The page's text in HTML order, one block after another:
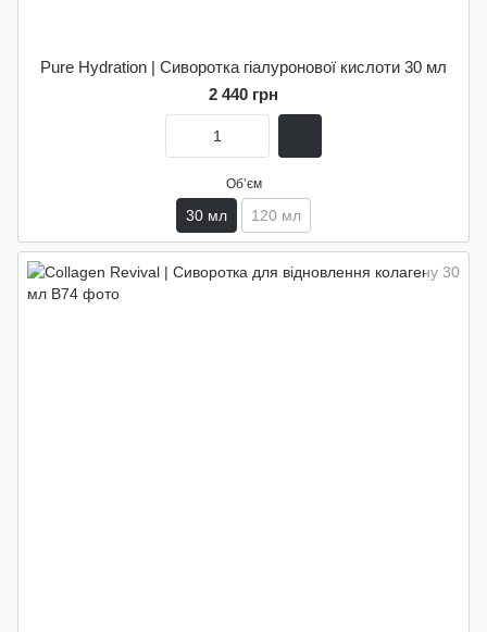
Pure Hydration | Сиворотка гіалуронової кислоти 30 мл
2 440 грн
Обʼєм
30 мл 120 мл